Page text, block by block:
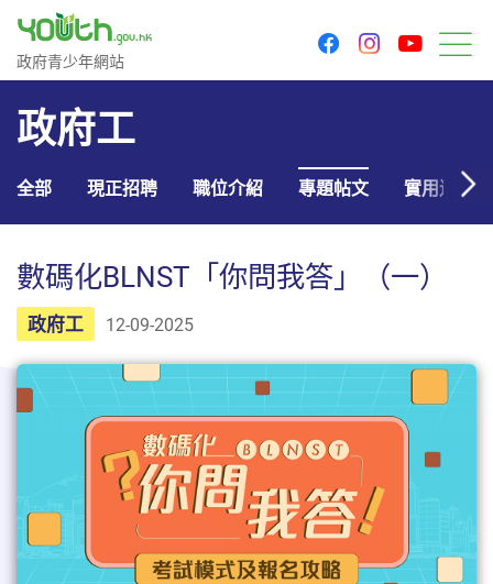
政府青少年網站
政府青少年網站
facebookinstagram
政府工
全部 現正招聘 職位介紹 專題帖文 實用連結
數碼化BLNST「你問我答」（一）
政府工 12-09-2025